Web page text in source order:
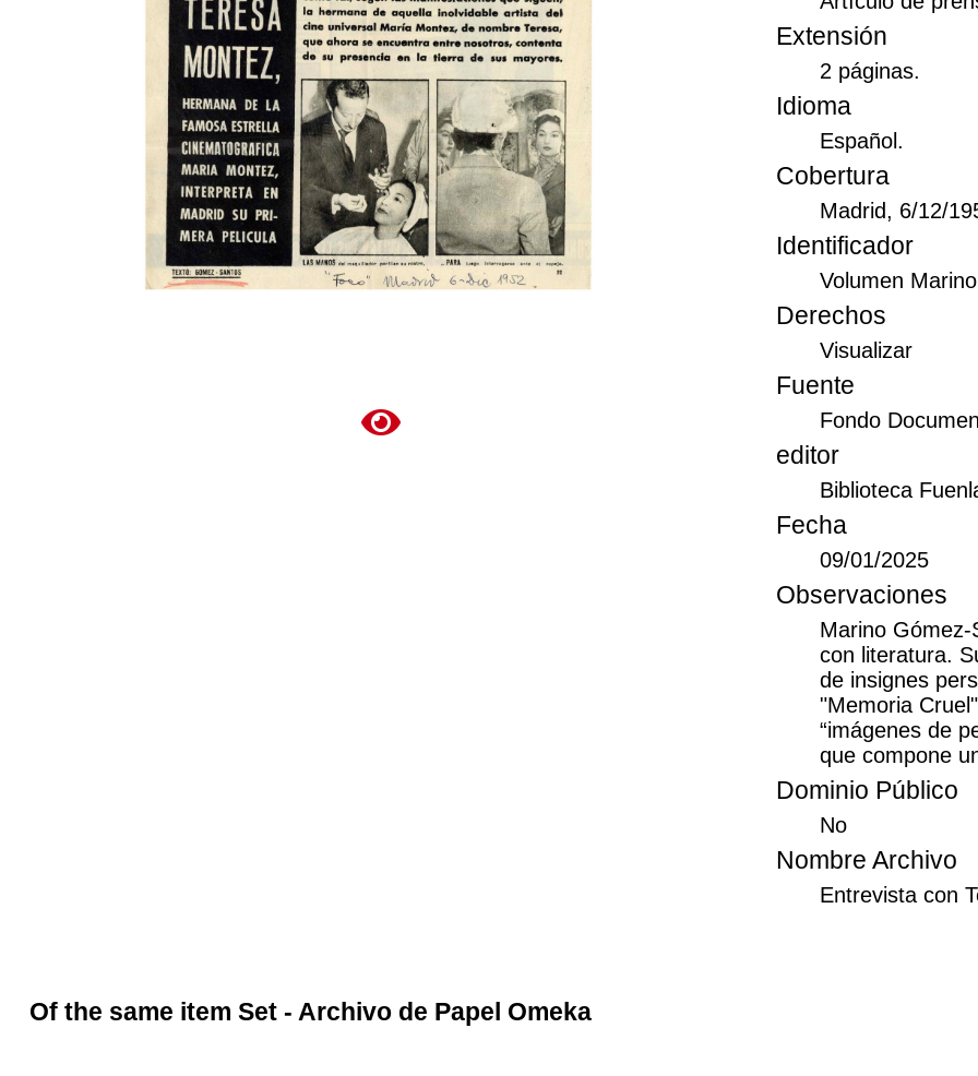
Extensión
2 páginas.
Idioma
Español.
Cobertura
Madrid, 6/12/
Identificador
Volumen
Derechos
Visualizar
Fuente
Fondo
editor
Biblioteca
Fecha
09/01/2025
Observaciones
Marino
con literatura.
de insignes
"Memoria
“imágenes de
que compone
Dominio Público
No
Nombre Archivo
Entrevista con
Of the same item Set - Archivo de Papel Omeka